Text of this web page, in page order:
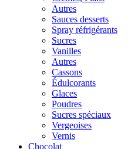
Autres
Sauces desserts
Spray réfrigérants
Sucres
Vanilles
Autres
Cassons
Édulcorants
Glaces
Poudres
Sucres spéciaux
Vergeoises
Vernis
Chocolat